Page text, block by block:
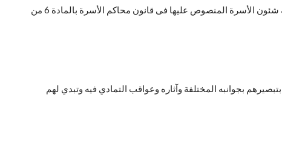
اختصاصها محليا لمحكمة الأسرة عملا بالمادة 3 لذا فانة لابد لإقامة دعوى خلع لابد من ان تتقدم الزوجة بطلب إجراء التسوية امام مكتب تسوية شئون الأسرة المنصوص عليها فى قانون محاكم الأسرة بالمادة 6 من
بجوانبه المختلفة وآثاره وعواقب التمادي فيه وتبدي لهم